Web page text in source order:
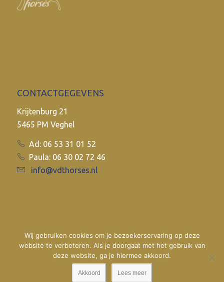
CONTACTGEGEVENS
Krijtenburg 21
5465 PM Veghel
Ad: 06 53 31 01 52
Paula: 06 30 02 72 46
info@vdthorses.nl
Wij gebruiken cookies om je bezoekerservaring op deze
website te verbeteren. Als je doorgaat met het gebruik van
deze website, ga je hiermee akkoord.
Akkoord Lees meer